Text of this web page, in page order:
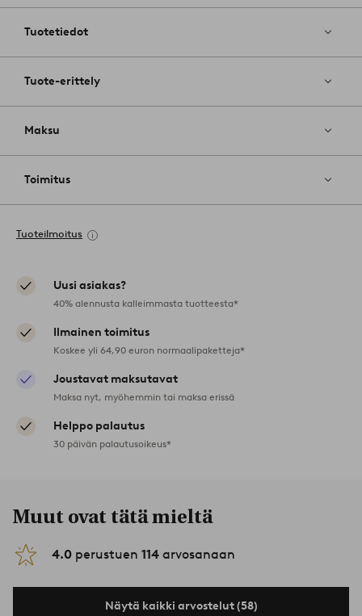
Tuotetiedot
Tuote-erittely
Maksu
Toimitus
Tuoteilmoitus
Uusi asiakas?
40% alennusta kalleimmasta tuotteesta*
Ilmainen toimitus
Koskee yli 64,90 euron normaalipaketteja*
Joustavat maksutavat
Maksa nyt, myöhemmin tai maksa erissä
Helppo palautus
30 päivän palautusoikeus*
Muut ovat tätä mieltä
4.0 perustuen 114 arvosanaan
Näytä kaikki arvostelut (58)